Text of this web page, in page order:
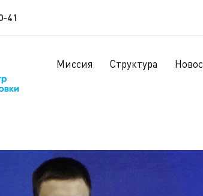
41
Миссия Структура